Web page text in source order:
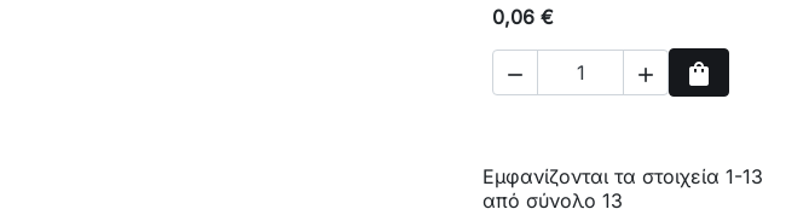
0,06 €
  shopping_bag
Αγορά
Εμφανίζονται τα στοιχεία 1-13
από σύνολο 13